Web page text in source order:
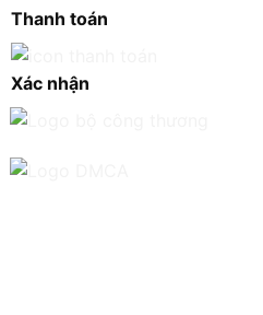
Thanh toán
Xác nhận